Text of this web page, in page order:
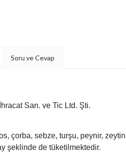
Soru ve Cevap
San. ve Tic Ltd. Şti.
çorba, sebze, turşu, peynir,
şeklinde de tüketilmektedir.